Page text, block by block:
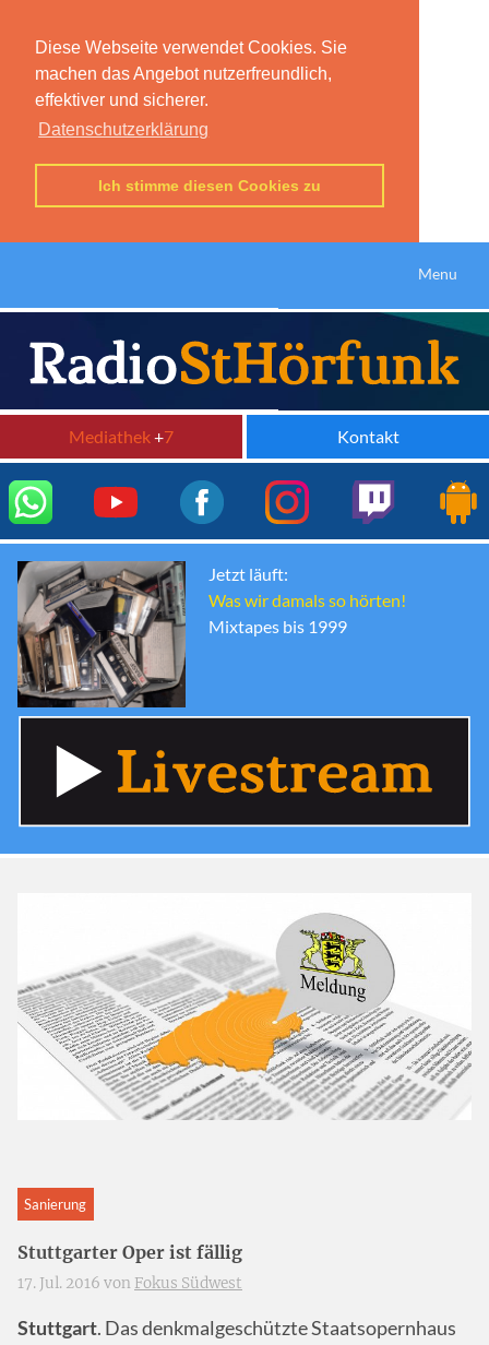
Diese Webseite verwendet Cookies. Sie
machen das Angebot nutzerfreundlich,
effektiver und sicherer.
Datenschutzerklärung
Ich stimme diesen Cookies zu
Menu
Mediathek+7 Kontakt
Jetzt läuft:
Was wir damals so hörten!
Mixtapes bis 1999
Sanierung
Stuttgarter Oper ist fällig
17. Jul. 2016 von Fokus Südwest
Stuttgart. Das denkmalgeschützte Staatsopernhaus